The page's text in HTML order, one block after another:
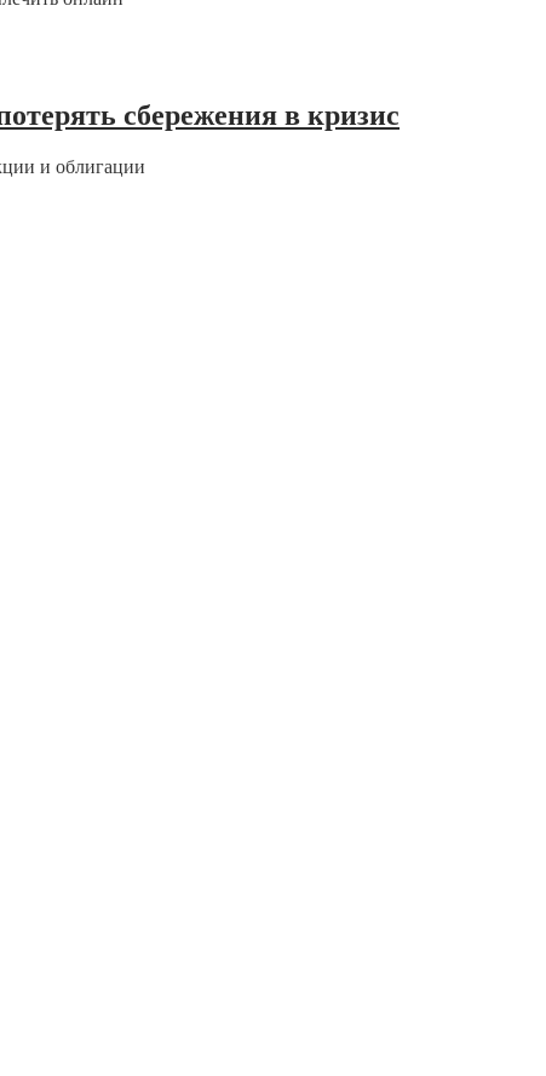
сбережения в кризис
и облигации